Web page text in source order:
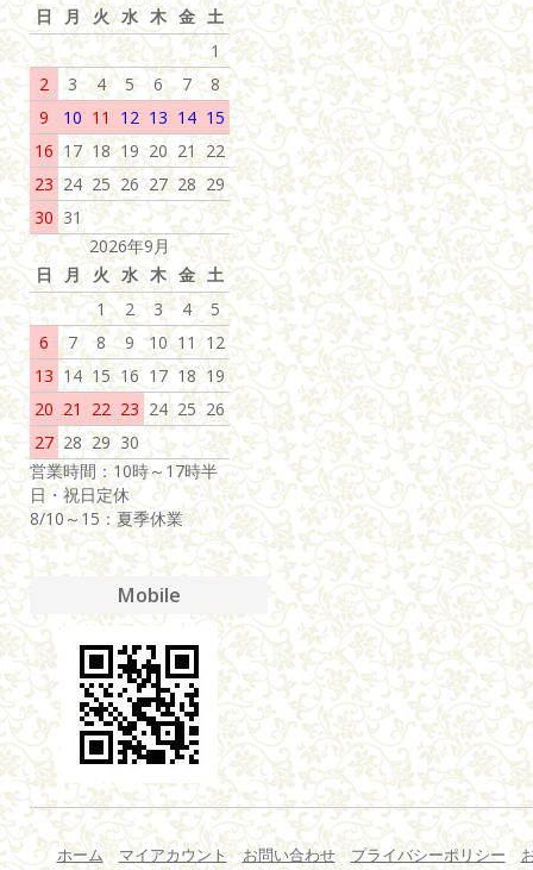
日 月 火 水 木 金 土
1
2
3 4 5 6 7
8
9
10 11 12 13 14 15
16 17 18 19 20 21 22
23 24 25 26 27 28 29
30 31
2026年9月
日 月 火 水 木 金 土
1
2 3 4
5
6
7 8 9 10 11 12
13 14 15 16 17 18 19
20 21 22 23 24 25 26
27 28 29 30
営業時間：10時～17時半
日・祝日定休
8/10～15：夏季休業
Mobile
ホーム マイアカウント お問い合わせ プライバシーポリシー